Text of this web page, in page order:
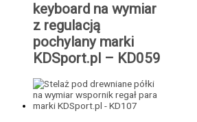
keyboard na wymiar
z regulacją
pochylany marki
KDSport.pl – KD059